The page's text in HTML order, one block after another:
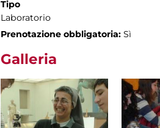
Tipo
Laboratorio
Prenotazione obbligatoria: Sì
Galleria